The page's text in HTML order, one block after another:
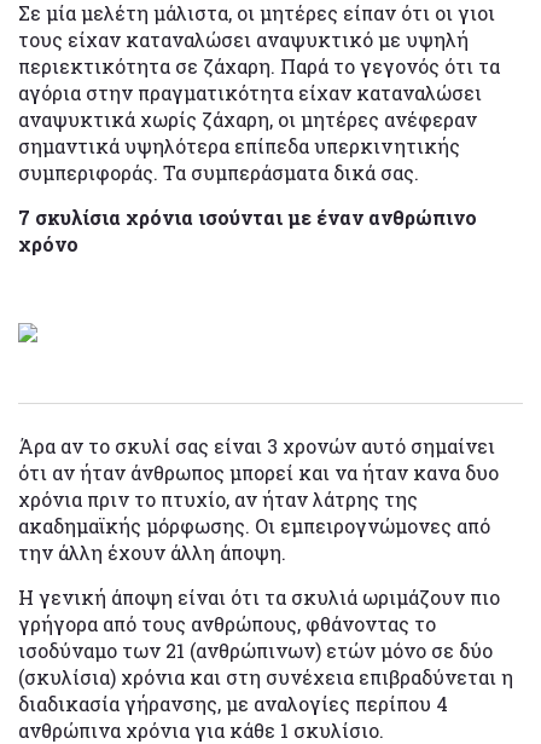
Σε μία μελέτη μάλιστα, οι μητέρες είπαν ότι οι γιοι
τους είχαν καταναλώσει αναψυκτικό με υψηλή
περιεκτικότητα σε ζάχαρη. Παρά το γεγονός ότι τα
αγόρια στην πραγματικότητα είχαν καταναλώσει
αναψυκτικά χωρίς ζάχαρη, οι μητέρες ανέφεραν
σημαντικά υψηλότερα επίπεδα υπερκινητικής
συμπεριφοράς. Τα συμπεράσματα δικά σας.
7 σκυλίσια χρόνια ισούνται με έναν ανθρώπινο
χρόνο
Άρα αν το σκυλί σας είναι 3 χρονών αυτό σημαίνει
ότι αν ήταν άνθρωπος μπορεί και να ήταν κανα δυο
χρόνια πριν το πτυχίο, αν ήταν λάτρης της
ακαδημαϊκής μόρφωσης. Οι εμπειρογνώμονες από
την άλλη έχουν άλλη άποψη.
Η γενική άποψη είναι ότι τα σκυλιά ωριμάζουν πιο
γρήγορα από τους ανθρώπους, φθάνοντας το
ισοδύναμο των 21 (ανθρώπινων) ετών μόνο σε δύο
(σκυλίσια) χρόνια και στη συνέχεια επιβραδύνεται η
διαδικασία γήρανσης, με αναλογίες περίπου 4
ανθρώπινα χρόνια για κάθε 1 σκυλίσιο.